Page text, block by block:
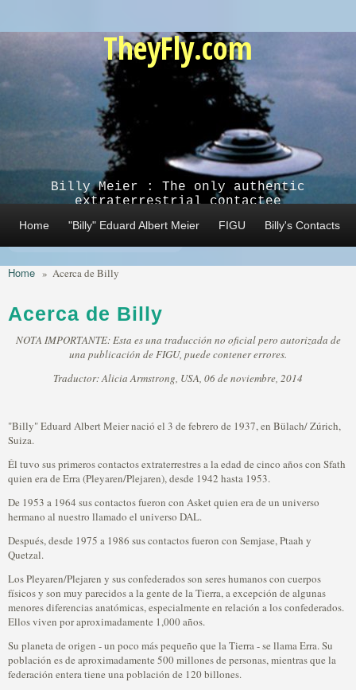
TheyFly.com
Billy Meier : The only authentic
extraterrestrial contactee
Home "Billy" Eduard Albert Meier FIGU Billy's Contacts
Home » Acerca de Billy
Acerca de Billy
NOTA IMPORTANTE: Esta es una traducción no oficial pero autorizada de
una publicación de FIGU, puede contener errores.
Traductor: Alicia Armstrong, USA, 06 de noviembre, 2014
"Billy" Eduard Albert Meier nació el 3 de febrero de 1937, en Bülach/ Zúrich,
Suiza.
Él tuvo sus primeros contactos extraterrestres a la edad de cinco años con Sfath
quien era de Erra (Pleyaren/Plejaren), desde 1942 hasta 1953.
De 1953 a 1964 sus contactos fueron con Asket quien era de un universo
hermano al nuestro llamado el universo DAL.
Después, desde 1975 a 1986 sus contactos fueron con Semjase, Ptaah y
Quetzal.
Los Pleyaren/Plejaren y sus confederados son seres humanos con cuerpos
físicos y son muy parecidos a la gente de la Tierra, a excepción de algunas
menores diferencias anatómicas, especialmente en relación a los confederados.
Ellos viven por aproximadamente 1,000 años.
Su planeta de origen - un poco más pequeño que la Tierra - se llama Erra. Su
población es de aproximadamente 500 millones de personas, mientras que la
federación entera tiene una población de 120 billones.